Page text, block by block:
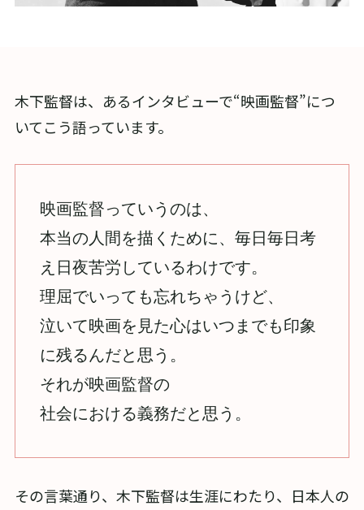
木下監督は、あるインタビューで“映画監督”につ
いてこう語っています。
映画監督っていうのは、
本当の人間を描くために、毎日毎日考
え日夜苦労しているわけです。
理屈でいっても忘れちゃうけど、
泣いて映画を見た心はいつまでも印象
に残るんだと思う。
それが映画監督の
社会における義務だと思う。
その言葉通り、木下監督は生涯にわたり、日本人の